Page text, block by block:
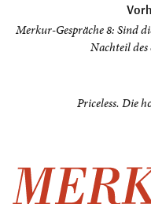
Merkur-Gespräche 8: Sind
Nachteil des
Priceless. Die